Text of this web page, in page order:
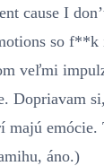
cause I
so
veľmi
Dopriavam
emócie.
áno.)